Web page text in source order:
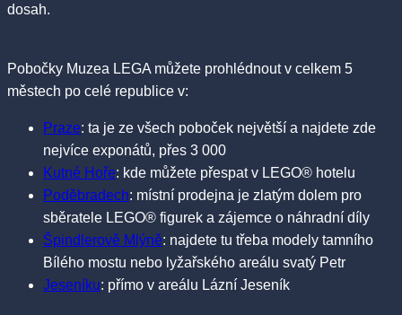
dosah.
Pobočky Muzea LEGA můžete prohlédnout v celkem 5
městech po celé republice v:
Praze: ta je ze všech poboček největší a najdete zde
nejvíce exponátů, přes 3 000
Kutné Hoře: kde můžete přespat v LEGO® hotelu
Poděbradech: místní prodejna je zlatým dolem pro
sběratele LEGO® figurek a zájemce o náhradní díly
Špindlerově Mlýně: najdete tu třeba modely tamního
Bílého mostu nebo lyžařského areálu svatý Petr
Jeseníku: přímo v areálu Lázní Jeseník